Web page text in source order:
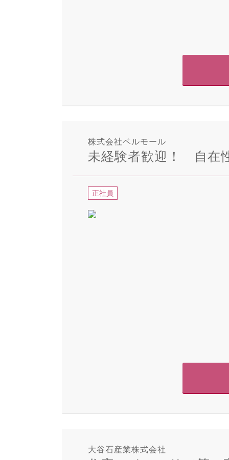
株式会社ベルモール
未経験者歓迎！ 自在
正社員
大谷石産業株式会社